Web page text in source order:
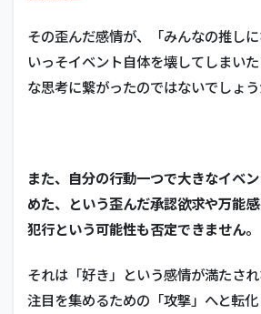
その歪んだ感情が、「みんなの推しに
いっそイベント自体を壊してしまい
な思考に繋がったのではないでしょう
また、自分の行動一つで大きなイベ
めた、という歪んだ承認欲求や万能
犯行という可能性も否定できません。
それは「好き」という感情が満たされ
注目を集めるための「攻撃」へと転